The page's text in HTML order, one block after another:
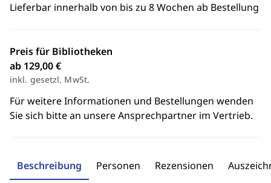
Lieferbar innerhalb von bis zu 8 Wochen ab Bestellung
Preis für Bibliotheken
ab 129,00 €
inkl. gesetzl. MwSt.
Für weitere Informationen und Bestellungen wenden
Sie sich bitte an unsere Ansprechpartner im Vertrieb.
Beschreibung Personen Rezensionen